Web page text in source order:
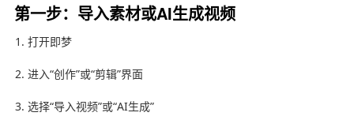
第一步：导入素材或AI生成视频
打开即梦
进入“创作”或“剪辑”界面
选择“导入视频”或“AI生成”